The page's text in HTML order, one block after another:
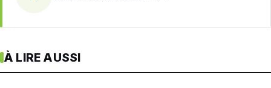
À LIRE AUSSI